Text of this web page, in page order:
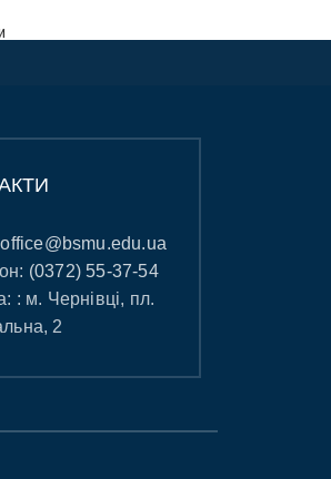
office@bsmu.edu.ua
(0372) 55-37-54
: м. Чернівці, пл.
2